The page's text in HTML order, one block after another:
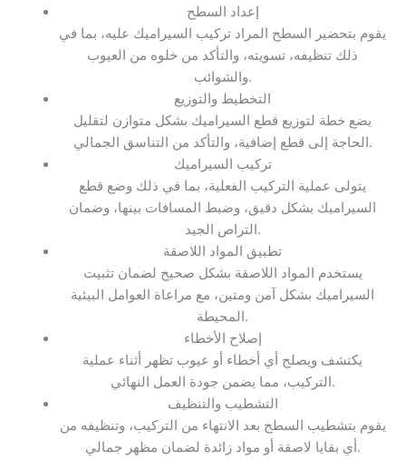
إعداد السطح
يقوم بتحضير السطح المراد تركيب السيراميك عليه، بما في
ذلك تنظيفه، تسويته، والتأكد من خلوه من العيوب
والشوائب.
التخطيط والتوزيع
يضع خطة لتوزيع قطع السيراميك بشكل متوازن لتقليل
الحاجة إلى قطع إضافية، والتأكد من التناسق الجمالي.
تركيب السيراميك
يتولى عملية التركيب الفعلية، بما في ذلك وضع قطع
السيراميك بشكل دقيق، وضبط المسافات بينها، وضمان
التراص الجيد.
تطبيق المواد اللاصقة
يستخدم المواد اللاصقة بشكل صحيح لضمان تثبيت
السيراميك بشكل آمن ومتين، مع مراعاة العوامل البيئية
المحيطة.
إصلاح الأخطاء
يكتشف ويصلح أي أخطاء أو عيوب تظهر أثناء عملية
التركيب، مما يضمن جودة العمل النهائي.
التشطيب والتنظيف
يقوم بتشطيب السطح بعد الانتهاء من التركيب، وتنظيفه من
أي بقايا لاصقة أو مواد زائدة لضمان مظهر جمالي.